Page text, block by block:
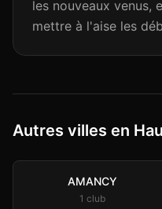
les nouveaux venus,
mettre à l'aise les
Autres villes en
AMANCY
1 club